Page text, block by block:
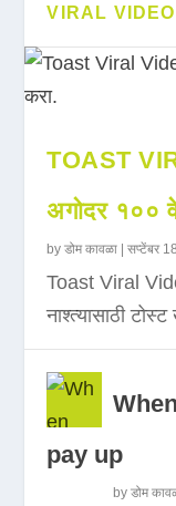
VIRAL
TOAST
अगोदर १००
byडोम कावळा |सप्टेंबर
Toast Viral
नाश्त्यासाठी
pay up
byडोम